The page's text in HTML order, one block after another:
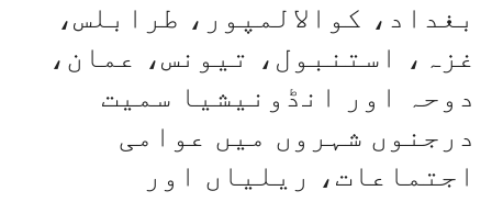
بغداد، کوالالمپور، طرابلس،
غزہ، استنبول، تیونس، عمان،
دوحہ اور انڈونیشیا سمیت
درجنوں شہروں میں عوامی
اجتماعات، ریلیاں اور